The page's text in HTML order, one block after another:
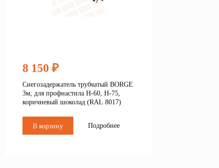
8 150 ₽
Снегозадержатель трубчатый BORGE
3м, для профнастила Н-60, Н-75,
коричневый шоколад (RAL 8017)
В корзину Подробнее